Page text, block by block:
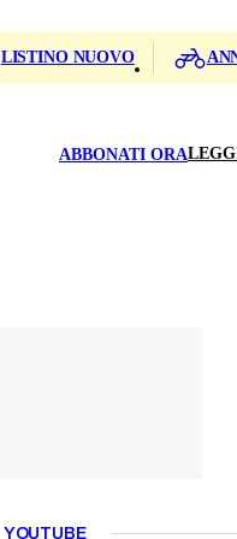
LISTINO NUOVO
ABBONATI ORA
YOUTUBE